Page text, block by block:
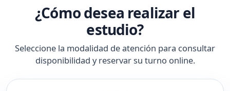
¿Cómo desea realizar el
estudio?
Seleccione la modalidad de atención para consultar
disponibilidad y reservar su turno online.